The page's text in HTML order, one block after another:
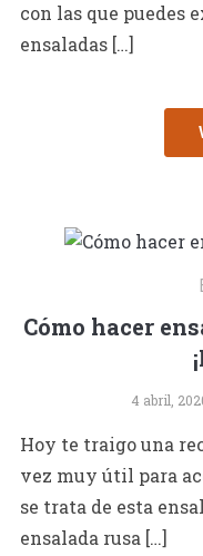
con las que puedes
ensaladas […]
Cómo hacer
4 abril,
Hoy te traigo una
vez muy útil para
se trata de esta
ensalada rusa […]